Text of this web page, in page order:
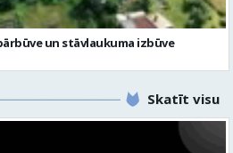
un stāvlaukuma izbūve
Skatīt visu